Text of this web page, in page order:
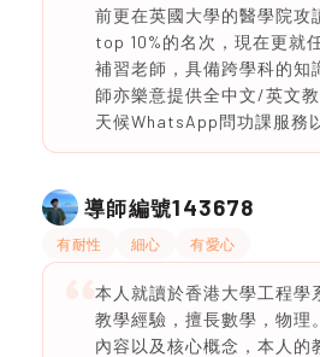
前更在英國大學的醫學院攻
top 10%的名次，現在更就
補習老師，具備跨學科的知
師亦樂意提供全中文/英文
天候WhatsApp問功課服務
導師編號143678
有耐性 細心 有愛心
本人就讀於香港大學工程學
教學經驗，擅長數學，物理
內容以及核心概念，本人的